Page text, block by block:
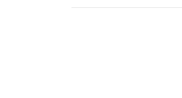
Platine